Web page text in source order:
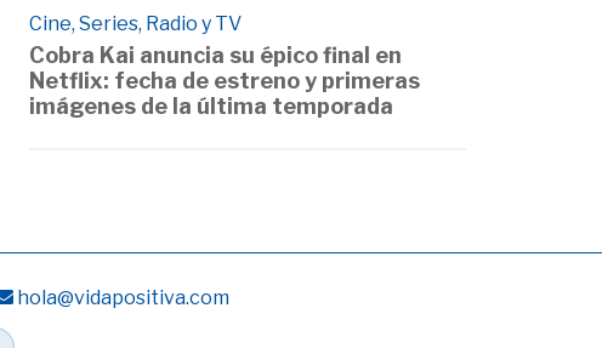
Cine, Series, Radio y TV
Cobra Kai anuncia su épico final en
Netflix: fecha de estreno y primeras
imágenes de la última temporada
hola@vidapositiva.com